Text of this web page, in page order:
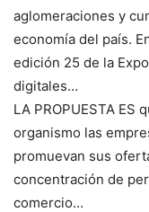
aglomeraciones y
economía del país.
edición 25 de la
digitales…
LA PROPUESTA ES
organismo las
promuevan sus
concentración de
comercio…